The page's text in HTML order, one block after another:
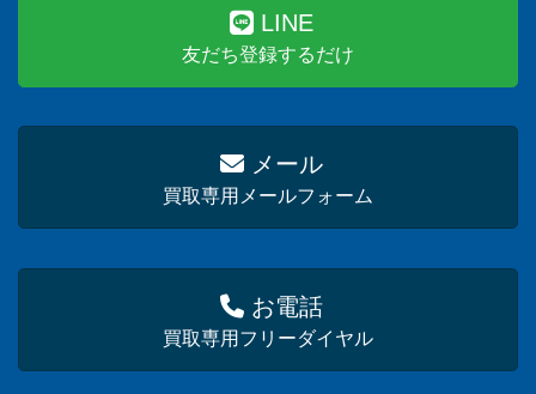
LINE
友だち登録するだけ
メール
買取専用メールフォーム
お電話
買取専用フリーダイヤル